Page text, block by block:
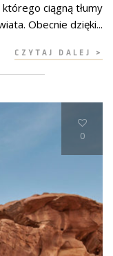
ciągną tłumy
Obecnie dzięki...
CZYTAJ DALEJ >
0